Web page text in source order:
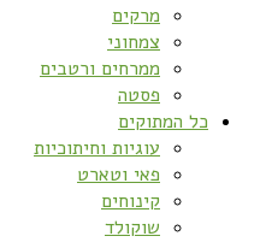
מרקים
צמחוני
ממרחים ורטבים
פסטה
כל המתוקים
עוגיות וחיתוכיות
פאי וטארט
קינוחים
שוקולד